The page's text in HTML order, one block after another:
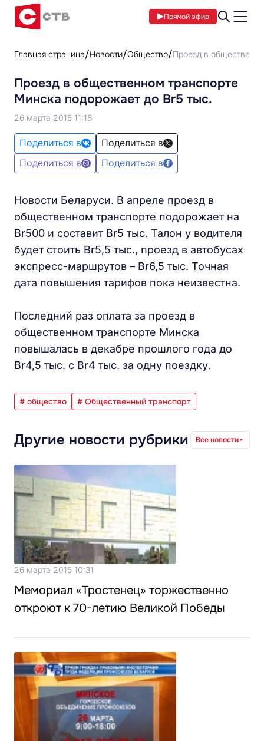
Прямой эфир
Главная страница Новости Общество Проезд в
Проезд в общественном транспорте
Минска подорожает до Br5 тыс.
26 марта 2015 11:18
Поделиться в
Поделиться в
Поделиться в
Поделиться в
Новости Беларуси. В апреле проезд в
общественном транспорте подорожает на
Br500 и составит Br5 тыс. Талон у водителя
будет стоить Br5,5 тыс., проезд в автобусах
экспресс-маршрутов – Br6,5 тыс. Точная
дата повышения тарифов пока неизвестна.
Последний раз оплата за проезд в
общественном транспорте Минска
повышалась в декабре прошлого года до
Br4,5 тыс. с Br4 тыс. за одну поездку.
# общество # Общественный транспорт
Другие новости рубрики Все новости
26 марта 2015 10:31
Мемориал «Тростенец» торжественно
откроют к 70-летию Великой Победы